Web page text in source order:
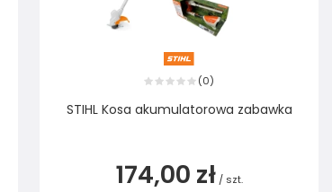
(0)
STIHL Kosa akumulatorowa zabawka
174,00 zł / szt.